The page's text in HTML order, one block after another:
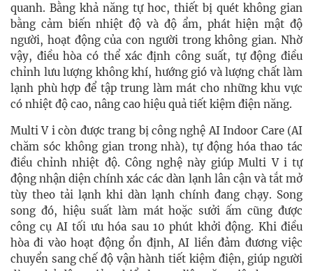
quanh. Bằng khả năng tự hoc, thiết bị quét không gian
bằng cảm biến nhiệt độ và độ ẩm, phát hiện mật độ
người, hoạt động của con người trong không gian. Nhờ
vậy, điều hòa có thể xác định công suất, tự động điều
chỉnh lưu lượng không khí, hướng gió và lượng chất làm
lạnh phù hợp để tập trung làm mát cho những khu vực
có nhiệt độ cao, nâng cao hiệu quả tiết kiệm điện năng.
Multi V i còn được trang bị công nghệ AI Indoor Care (AI
chăm sóc không gian trong nhà), tự động hóa thao tác
điều chỉnh nhiệt độ. Công nghệ này giúp Multi V i tự
động nhận diện chính xác các dàn lạnh lân cận và tắt mở
tùy theo tải lạnh khi dàn lạnh chính đang chạy. Song
song đó, hiệu suất làm mát hoặc sưởi ấm cũng được
công cụ AI tối ưu hóa sau 10 phút khởi động. Khi điều
hòa đi vào hoạt động ổn định, AI liền đảm đương việc
chuyển sang chế độ vận hành tiết kiệm điện, giúp người